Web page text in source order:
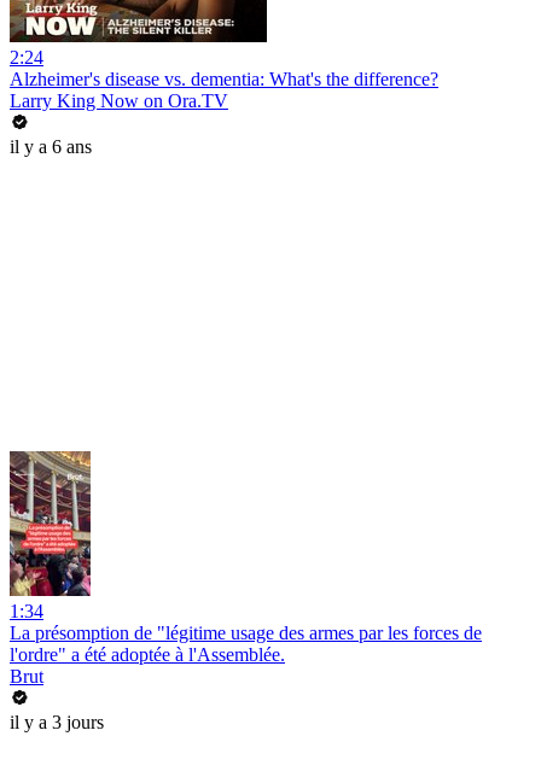
2:24
Alzheimer's disease vs. dementia: What's the difference?
Larry King Now on Ora.TV
il y a 6 ans
1:34
La présomption de "légitime usage des armes par les forces de
l'ordre" a été adoptée à l'Assemblée.
Brut
il y a 3 jours